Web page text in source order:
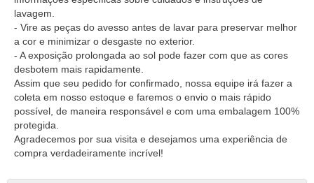
lavagem.
- Vire as peças do avesso antes de lavar para preservar melhor
a cor e minimizar o desgaste no exterior.
- A exposição prolongada ao sol pode fazer com que as cores
desbotem mais rapidamente.
Assim que seu pedido for confirmado, nossa equipe irá fazer a
coleta em nosso estoque e faremos o envio o mais rápido
possível, de maneira responsável e com uma embalagem 100%
protegida.
Agradecemos por sua visita e desejamos uma experiência de
compra verdadeiramente incrível!